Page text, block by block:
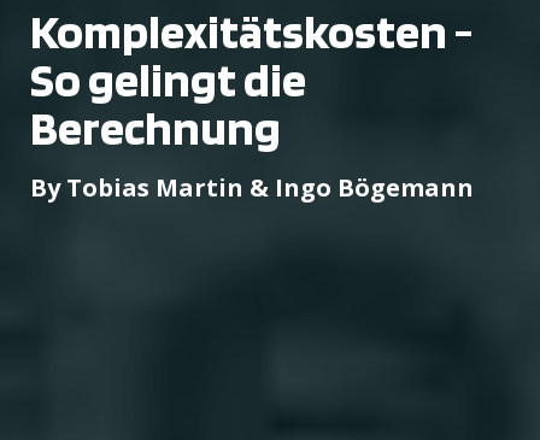
Komplexitätskosten -
So gelingt die
Berechnung
By Tobias Martin & Ingo Bögemann